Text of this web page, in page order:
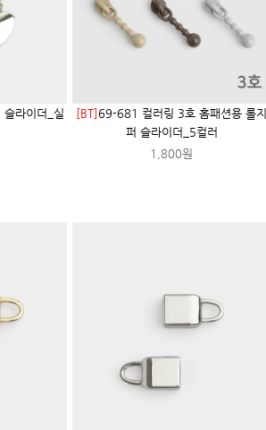
라이더_실
[BT]69-681 컬러링 3호 홈패션용 롤지
퍼 슬라이더_5컬러
1,800원